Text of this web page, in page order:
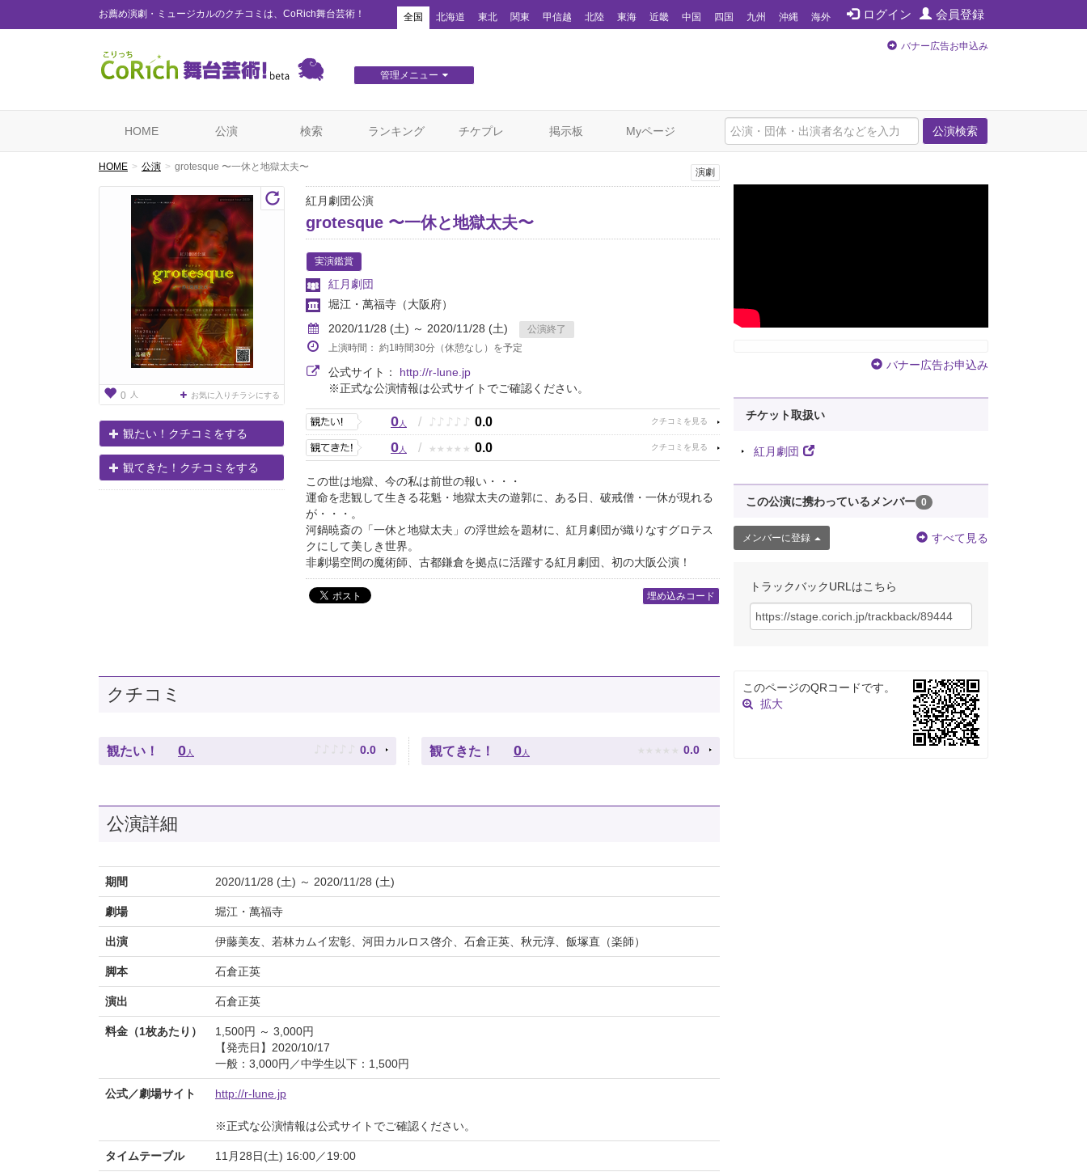
お薦め演劇・ミュージカルのクチコミは、CoRich舞台芸術！ ログイン 会員登録
全国 北海道 東北 関東 甲信越 北陸 東海 近畿 中国 四国 九州 沖縄 海外
管理メニュー
バナー広告お申込み
公演検索
HOME 公演 検索 ランキング チケプレ 掲示板 Myページ
HOME 公演 grotesque 〜一休と地獄太夫〜
0 人 お気に入りチラシにする
観たい！クチコミをする
観てきた！クチコミをする
演劇
紅月劇団公演
grotesque 〜一休と地獄太夫〜
実演鑑賞
紅月劇団
堀江・萬福寺 （大阪府）
2020/11/28 (土) ～ 2020/11/28 (土)
公演終了
上演時間： 約1時間30分（休憩なし）を予定
公式サイト： http://r-lune.jp
※正式な公演情報は公式サイトでご確認ください。
0人 / ♪ ♪ ♪ ♪ ♪ 0.0
0人 / ★ ★ ★ ★ ★ 0.0
この世は地獄、今の私は前世の報い・・・
運命を悲観して生きる花魁・地獄太夫の遊郭に、ある日、破戒僧・一休が現れる
が・・・。
河鍋暁斎の「一休と地獄太夫」の浮世絵を題材に、紅月劇団が織りなすグロテス
クにして美しき世界。
非劇場空間の魔術師、古都鎌倉を拠点に活躍する紅月劇団、初の大阪公演！
埋め込みコード
クチコミ
観たい！ 0 人 ♪ ♪ ♪ ♪ ♪ 0.0 観てきた！ 0 人 ★ ★ ★ ★ ★ 0.0
公演詳細
期間 2020/11/28 (土) ～ 2020/11/28 (土)
劇場 堀江・萬福寺
出演 伊藤美友、若林カムイ宏彰、河田カルロス啓介、石倉正英、秋元淳、飯塚直（楽師）
脚本 石倉正英
演出 石倉正英
料金（1枚あたり）
1,500円 ～ 3,000円
【発売日】2020/10/17
一般：3,000円／中学生以下：1,500円
公式／劇場サイト http://r-lune.jp
※正式な公演情報は公式サイトでご確認ください。
タイムテーブル 11月28日(土) 16:00／19:00
バナー広告お申込み
チケット取扱い
紅月劇団
この公演に携わっているメンバー 0
メンバーに登録 すべて見る
トラックバックURLはこちら
このページのQRコードです。
拡大